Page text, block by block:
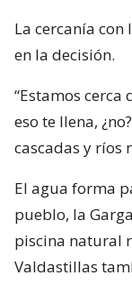
La cercanía
en la decisión.
“Estamos
eso te llena,
cascadas y ríos
El agua forma
pueblo, la
piscina natural
Valdastillas